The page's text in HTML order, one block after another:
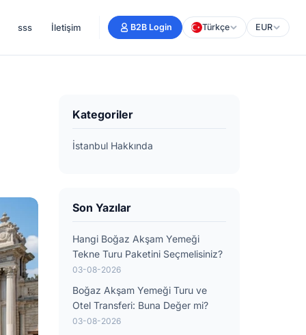
sss İletişim B2B Login Türkçe EUR
Kategoriler
İstanbul Hakkında
Son Yazılar
Hangi Boğaz Akşam Yemeği
Tekne Turu Paketini Seçmelisiniz?
03-08-2026
Boğaz Akşam Yemeği Turu ve
Otel Transferi: Buna Değer mi?
03-08-2026